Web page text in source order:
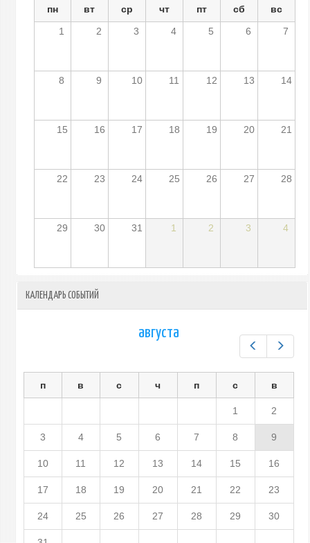
пн вт ср чт пт сб
вс
1
2 3 4 5 6 7
8 9 10 11 12 13 14
15 16 17 18 19 20 21
22 23 24 25 26 27 28
29 30 31 1 2 3 4
КАЛЕНДАРЬ СОБЫТИЙ
августа
п в с ч п с в
1 2
3 4 5 6 7 8 9
10 11 12 13 14 15 16
17 18 19 20 21 22 23
24 25 26 27 28 29 30